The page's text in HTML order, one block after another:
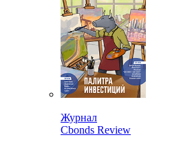
Журнал
Cbonds Review